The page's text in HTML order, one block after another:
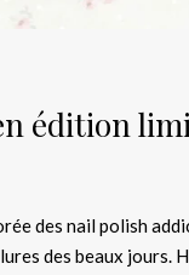
édition
des nail polish
des beaux jours.